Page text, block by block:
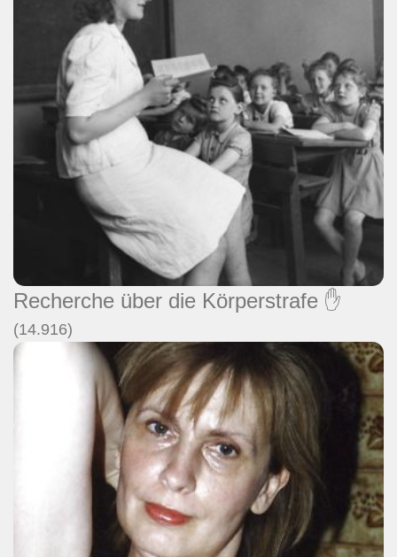
Recherche über die Körperstrafe ✋
(14.916)